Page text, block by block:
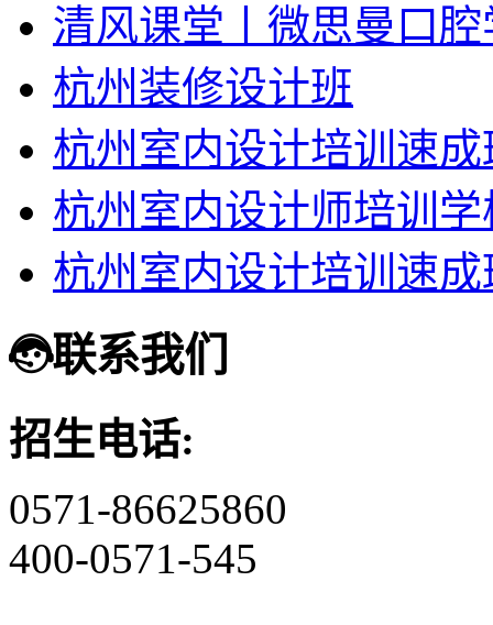
清风课堂丨微思曼口
杭州装修设计班
杭州室内设计培训速成
杭州室内设计师培训
杭州室内设计培训速成
联系我们
招生电话:
0571-86625860
400-0571-545